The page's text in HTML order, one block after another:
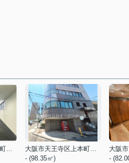
大阪市天王寺区上本町６丁目
大阪市天王寺区上本町４丁目
- (98.35㎡)
大阪
-